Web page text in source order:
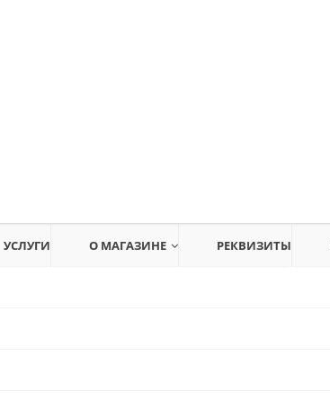
УСЛУГИ О МАГАЗИНЕ РЕКВИЗИТЫ